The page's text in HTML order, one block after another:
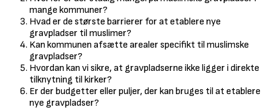
mange kommuner?
Hvad er de største barrierer for at etablere nye
gravpladser til muslimer?
Kan kommunen afsætte arealer specifikt til muslimske
gravpladser?
Hvordan kan vi sikre, at gravpladserne ikke ligger i direkte
tilknytning til kirker?
Er der budgetter eller puljer, der kan bruges til at etablere
nye gravpladser?